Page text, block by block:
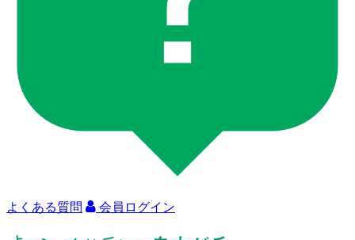
よくある質問 会員ログイン